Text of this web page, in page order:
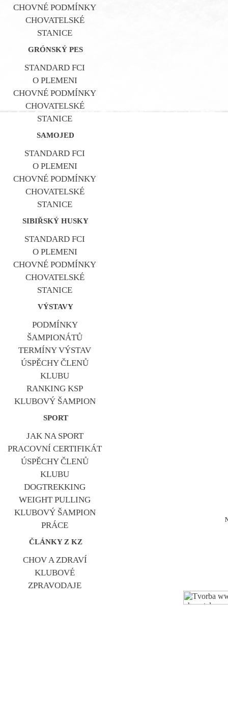
CHOVNÉ PODMÍNKY
CHOVATELSKÉ
STANICE
GRÓNSKÝ PES
STANDARD FCI
O PLEMENI
CHOVNÉ PODMÍNKY
CHOVATELSKÉ
STANICE
SAMOJED
STANDARD FCI
O PLEMENI
CHOVNÉ PODMÍNKY
CHOVATELSKÉ
STANICE
SIBIŘSKÝ HUSKY
STANDARD FCI
O PLEMENI
CHOVNÉ PODMÍNKY
CHOVATELSKÉ
STANICE
VÝSTAVY
PODMÍNKY
ŠAMPIONÁTŮ
TERMÍNY VÝSTAV
ÚSPĚCHY ČLENŮ
KLUBU
RANKING KSP
KLUBOVÝ ŠAMPION
SPORT
JAK NA SPORT
PRACOVNÍ CERTIFIKÁT
ÚSPĚCHY ČLENŮ
KLUBU
DOGTREKKING
WEIGHT PULLING
KLUBOVÝ ŠAMPION
PRÁCE
ČLÁNKY Z KZ
CHOV A ZDRAVÍ
KLUBOVÉ
ZPRAVODAJE